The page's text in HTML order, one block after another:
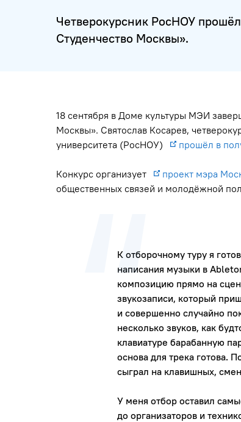
Четверокурсник РосНОУ
Студенчество Москвы».
18 сентября в Доме культуры МЭИ
Москвы». Святослав Косарев,
университета (РосНОУ)
прошёл в
Конкурс организует проект мэра
общественных связей и молодёжной
К отборочному туру я
написания музыки в
композицию прямо на
звукозаписи, который
и совершенно случайно
несколько звуков, как
клавиатуре барабанную
основа для трека готова.
сыграл на клавишных,
У меня отбор оставил
до организаторов и